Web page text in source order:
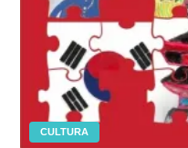
CULTURA